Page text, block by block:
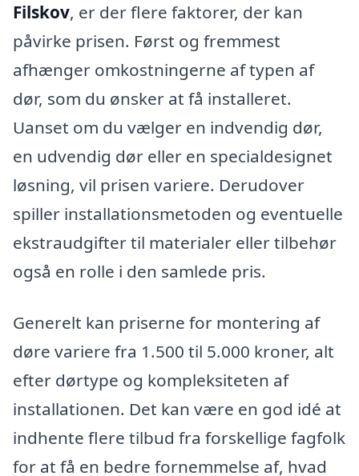
Filskov, er der flere faktorer, der kan
påvirke prisen. Først og fremmest
afhænger omkostningerne af typen af
dør, som du ønsker at få installeret.
Uanset om du vælger en indvendig dør,
en udvendig dør eller en specialdesignet
løsning, vil prisen variere. Derudover
spiller installationsmetoden og eventuelle
ekstraudgifter til materialer eller tilbehør
også en rolle i den samlede pris.
Generelt kan priserne for montering af
døre variere fra 1.500 til 5.000 kroner, alt
efter dørtype og kompleksiteten af
installationen. Det kan være en god idé at
indhente flere tilbud fra forskellige fagfolk
for at få en bedre fornemmelse af, hvad